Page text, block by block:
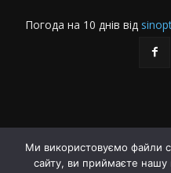
Погода на 10 днів від
Про газету
Ми використовуємо файли
сайту, ви приймаєте нашу